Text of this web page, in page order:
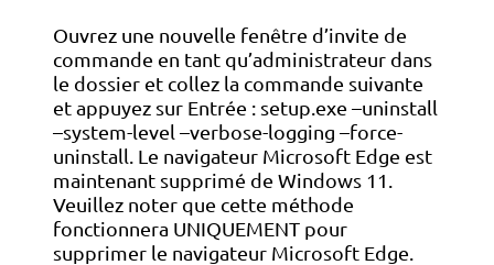
Ouvrez une nouvelle fenêtre d’invite de
commande en tant qu’administrateur dans
le dossier et collez la commande suivante
et appuyez sur Entrée : setup.exe –uninstall
–system-level –verbose-logging –force-
uninstall. Le navigateur Microsoft Edge est
maintenant supprimé de Windows 11.
Veuillez noter que cette méthode
fonctionnera UNIQUEMENT pour
supprimer le navigateur Microsoft Edge.